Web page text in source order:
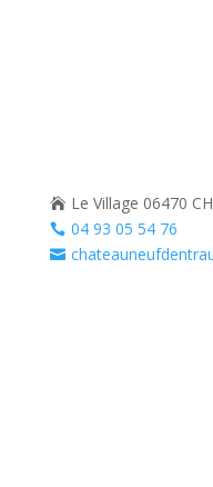
 Le Village 06470
 04 93 05 54 76
